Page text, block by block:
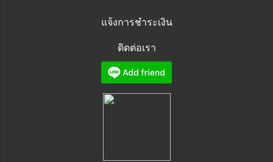
แจ้งการชำระเงิน
ติดต่อเรา